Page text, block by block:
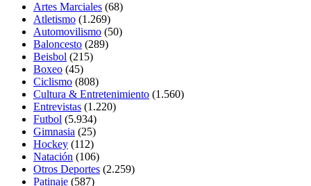
Artes Marciales (68)
Atletismo (1.269)
Automovilismo (50)
Baloncesto (289)
Beisbol (215)
Boxeo (45)
Ciclismo (808)
Cultura & Entretenimiento (1.560)
Entrevistas (1.220)
Futbol (5.934)
Gimnasia (25)
Hockey (112)
Natación (106)
Otros Deportes (2.259)
Patinaje (587)